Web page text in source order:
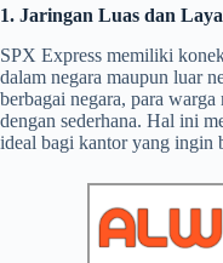
1. Jaringan Luas dan
SPX Express memiliki
dalam negara maupun luar
berbagai negara, para
dengan sederhana. Hal ini
ideal bagi kantor yang ingin